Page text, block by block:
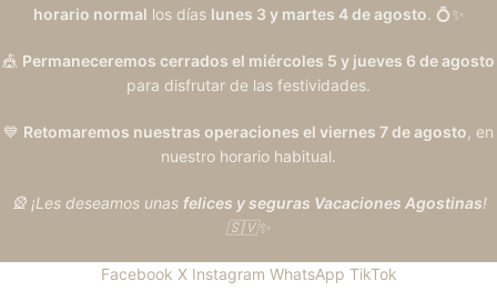
horario normal los días lunes 3 y martes 4 de agosto. 💍✨
🎪 Permaneceremos cerrados el miércoles 5 y jueves 6 de agosto
para disfrutar de las festividades.
💙 Retomaremos nuestras operaciones el viernes 7 de agosto, en
nuestro horario habitual.
🎡 ¡Les deseamos unas felices y seguras Vacaciones Agostinas!
🇸🇻✨
Facebook X Instagram WhatsApp TikTok